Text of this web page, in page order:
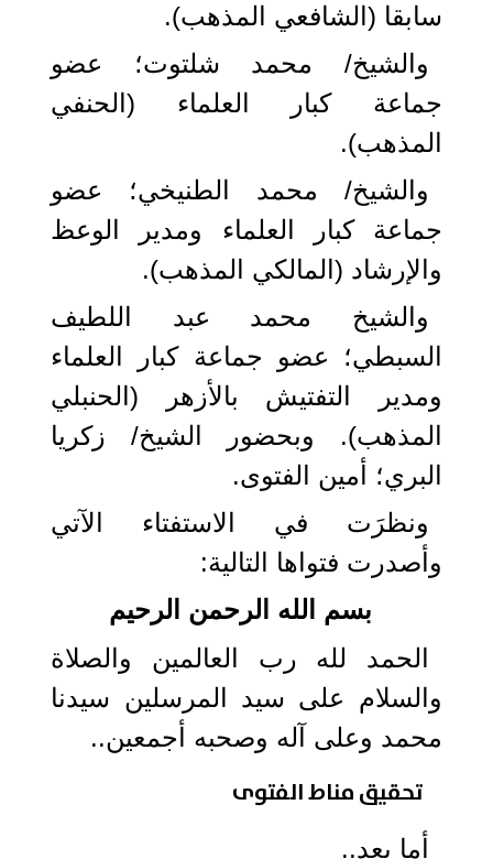
سابقا (الشافعي المذهب).
والشيخ/ محمد شلتوت؛ عضو
جماعة كبار العلماء (الحنفي
المذهب).
والشيخ/ محمد الطنيخي؛ عضو
جماعة كبار العلماء ومدير الوعظ
والإرشاد (المالكي المذهب).
والشيخ محمد عبد اللطيف
السبطي؛ عضو جماعة كبار العلماء
ومدير التفتيش بالأزهر (الحنبلي
المذهب). وبحضور الشيخ/ زكريا
البري؛ أمين الفتوى.
ونظرَت في الاستفتاء الآتي
وأصدرت فتواها التالية:
بسم الله الرحمن الرحيم
الحمد لله رب العالمين والصلاة
والسلام على سيد المرسلين سيدنا
محمد وعلى آله وصحبه أجمعين..
تحقيق مناط الفتوى
أما بعد..